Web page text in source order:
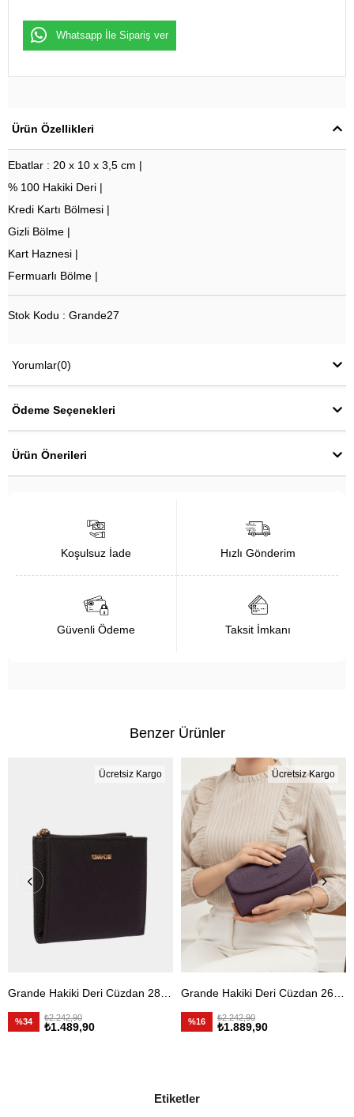
Whatsapp İle Sipariş ver
Ürün Özellikleri
Ebatlar : 20 x 10 x 3,5 cm |
% 100 Hakiki Deri |
Kredi Kartı Bölmesi |
Gizli Bölme |
Kart Haznesi |
Fermuarlı Bölme |
Stok Kodu : Grande27
Yorumlar(0)
Ödeme Seçenekleri
Ürün Önerileri
Koşulsuz İade Hızlı Gönderim
Güvenli Ödeme Taksit İmkanı
Benzer Ürünler
%34 ₺1.489,90
₺2.242,90
Ücretsiz Kargo
%16 ₺1.889,90
₺2.242,90
Ücretsiz Kargo
Etiketler